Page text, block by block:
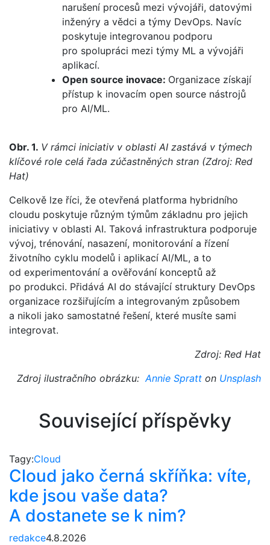
narušení procesů mezi vývojáři, datovými
inženýry a vědci a týmy DevOps. Navíc
poskytuje integrovanou podporu
pro spolupráci mezi týmy ML a vývojáři
aplikací.
Open source inovace: Organizace získají
přístup k inovacím open source nástrojů
pro AI/ML.
Obr. 1. V rámci iniciativ v oblasti AI zastává v týmech
klíčové role celá řada zúčastněných stran (Zdroj: Red
Hat)
Celkově lze říci, že otevřená platforma hybridního
cloudu poskytuje různým týmům základnu pro jejich
iniciativy v oblasti AI. Taková infrastruktura podporuje
vývoj, trénování, nasazení, monitorování a řízení
životního cyklu modelů i aplikací AI/ML, a to
od experimentování a ověřování konceptů až
po produkci. Přidává AI do stávající struktury DevOps
organizace rozšiřujícím a integrovaným způsobem
a nikoli jako samostatné řešení, které musíte sami
integrovat.
Zdroj: Red Hat
Zdroj ilustračního obrázku:Annie Spratt on Unsplash
Související příspěvky
Tagy:Cloud
Cloud jako černá skříňka: víte,
kde jsou vaše data?
A dostanete se k nim?
redakce4.8.2026